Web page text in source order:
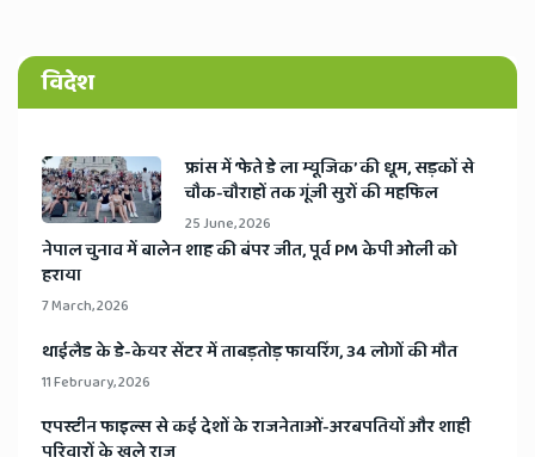
विदेश
​फ्रांस में ‘फेते डे ला म्यूजिक’ की धूम, सड़कों से
चौक-चौराहों तक गूंजी सुरों की महफिल
25 June, 2026
​नेपाल चुनाव में बालेन शाह की बंपर जीत, पूर्व PM केपी ओली को
हराया
7 March, 2026
​थाईलैड के डे-केयर सेंटर में ताबड़तोड़ फायरिंग, 34 लोगों की मौत
11 February, 2026
​एपस्टीन फाइल्स से कई देशों के राजनेताओं-अरबपतियों और शाही